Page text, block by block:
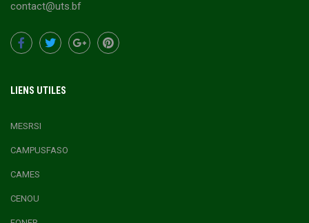
contact@uts.bf
LIENS UTILES
MESRSI
CAMPUSFASO
CAMES
CENOU